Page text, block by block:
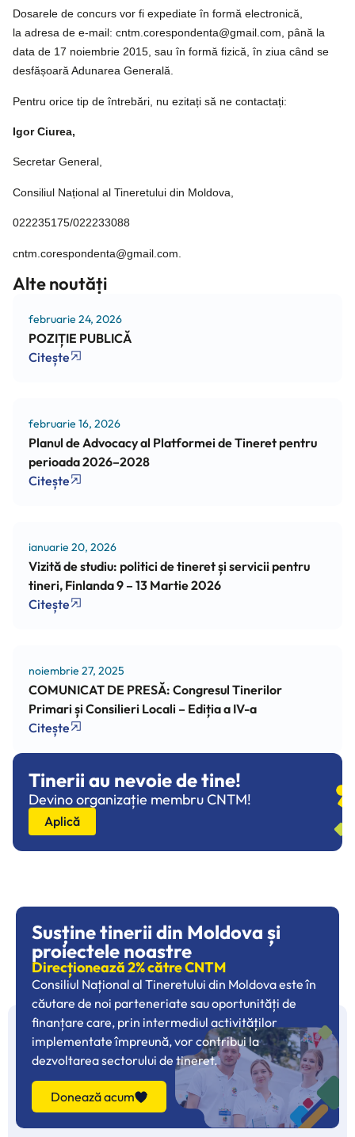
Dosarele de concurs vor fi expediate în formă electronică,
la adresa de e-mail: cntm.corespondenta@gmail.com, până la
data de 17 noiembrie 2015, sau în formă fizică, în ziua când se
desfășoară Adunarea Generală.
Pentru orice tip de întrebări, nu ezitați să ne contactați:
Igor Ciurea,
Secretar General,
Consiliul Național al Tineretului din Moldova,
022235175/022233088
cntm.corespondenta@gmail.com.
Alte noutăți
februarie 24, 2026
POZIȚIE PUBLICĂ
Citește
februarie 16, 2026
Planul de Advocacy al Platformei de Tineret pentru
perioada 2026–2028
Citește
ianuarie 20, 2026
Vizită de studiu: politici de tineret și servicii pentru
tineri, Finlanda 9 – 13 Martie 2026
Citește
noiembrie 27, 2025
COMUNICAT DE PRESĂ: Congresul Tinerilor
Primari și Consilieri Locali – Ediția a IV-a
Citește
Tinerii au nevoie de tine!
Devino organizație membru CNTM!
Aplică
Susține tinerii din Moldova și
proiectele noastre
Direcționează 2% către CNTM
Consiliul Național al Tineretului din Moldova este în
căutare de noi parteneriate sau oportunități de
finanțare care, prin intermediul activităților
implementate împreună, vor contribui la
dezvoltarea sectorului de tineret.
Donează acum